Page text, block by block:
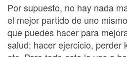
Por supuesto, no hay nada
el mejor partido de uno
que puedes hacer para
salud: hacer ejercicio, perder